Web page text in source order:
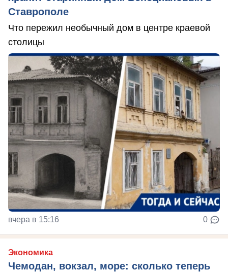
Ставрополе
Что пережил необычный дом в центре краевой
столицы
вчера в 15:16 0
Экономика
Чемодан, вокзал, море: сколько теперь